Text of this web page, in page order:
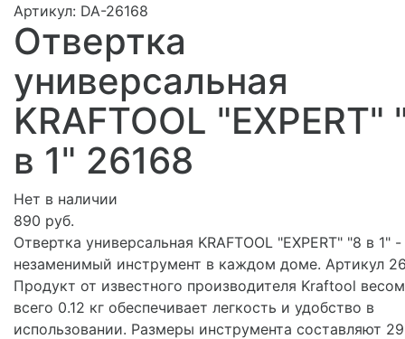
Артикул: DA-26168
Отвертка
универсальная
KRAFTOOL "EXPERT"
в 1" 26168
Нет в наличии
890 руб.
Отвертка универсальная KRAFTOOL "EXPERT" "8 в 1"
незаменимый инструмент в каждом доме. Артикул
Продукт от известного производителя Kraftool весом
всего 0.12 кг обеспечивает легкость и удобство в
использовании. Размеры инструмента составляют